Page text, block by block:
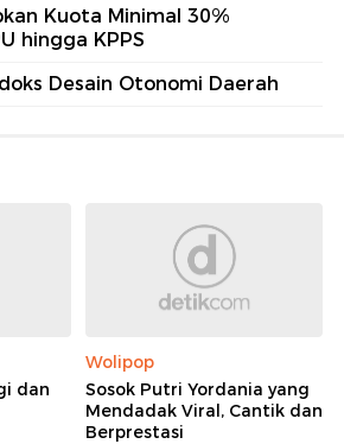
Kuota Minimal 30%
hingga KPPS
Desain Otonomi Daerah
dan
Wolipop
Sosok Putri Yordania yang
Mendadak Viral, Cantik dan
Berprestasi